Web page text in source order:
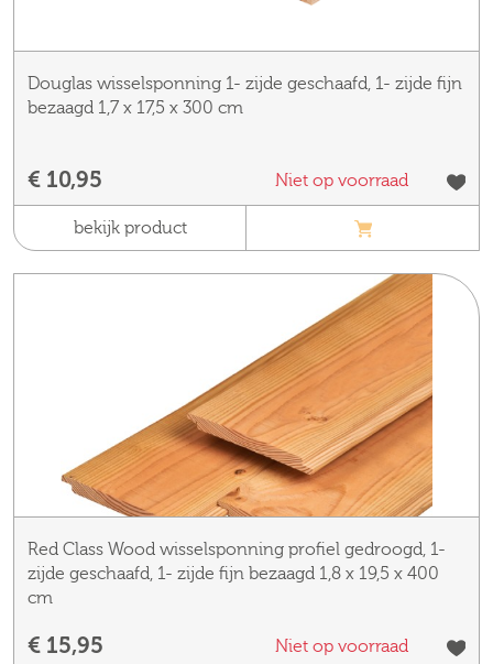
Douglas wisselsponning 1- zijde geschaafd, 1- zijde fijn
bezaagd 1,7 x 17,5 x 300 cm
€ 10,95 Niet op voorraad
bekijk product
Red Class Wood wisselsponning profiel gedroogd, 1-
zijde geschaafd, 1- zijde fijn bezaagd 1,8 x 19,5 x 400
cm
€ 15,95 Niet op voorraad